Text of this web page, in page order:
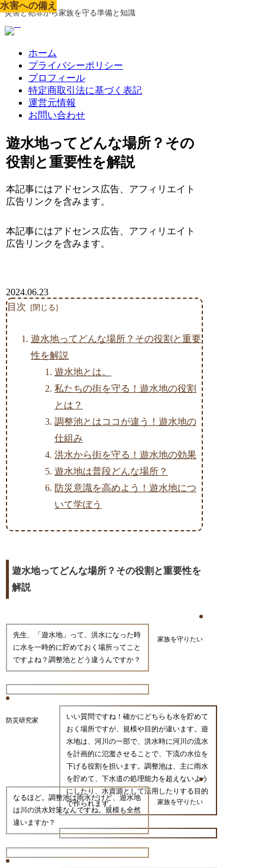
災害と犯罪から家族を守る準備と知識
ホーム
プライバシーポリシー
プロフィール
特定商取引法に基づく表記
運営元情報
お問い合わせ
遊水地ってどんな場所？その
役割と重要性を解説
本記事にはアドセンス広告、アフィリエイト
広告リンクを含みます。
本記事にはアドセンス広告、アフィリエイト
広告リンクを含みます。
水害への備え
2024.06.23
目次
遊水地ってどんな場所？その役割と重要
性を解説
遊水地とは。
私たちの街を守る！遊水地の役割
とは？
調整池とはココが違う！遊水地の
仕組み
洪水から街を守る！遊水地の効果
遊水地は普段どんな場所？
防災意識を高めよう！遊水地につ
いて学ぼう
遊水地ってどんな場所？その役割と重要性を
解説
家族を守りたい
先生、「遊水地」って、洪水になった時
に水を一時的に貯めておく場所ってこと
ですよね？調整池とどう違うんですか？
防災研究家
いい質問ですね！確かにどちらも水を貯めて
おく場所ですが、規模や目的が違います。遊
水地は、河川の一部で、洪水時に河川の流水
を計画的に氾濫させることで、下流の水位を
下げる役割を担います。調整池は、主に雨水
を貯めて、下水道の処理能力を超えないよう
にしたり、水資源として活用したりする目的
で作られます。
家族を守りたい
なるほど。調整池は雨水だけど、遊水地
は川の洪水対策なんですね。規模も全然
違いますか？
水害への備え
水害への備え
水害への備え
水害への備え
水害への備え
水害への備え
水害への備え
水害への備え